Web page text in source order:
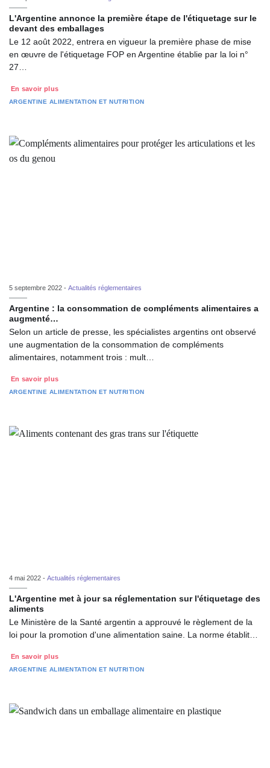
L'Argentine annonce la première étape de l'étiquetage sur le
devant des emballages
Le 12 août 2022, entrera en vigueur la première phase de mise
en œuvre de l'étiquetage FOP en Argentine établie par la loi n°
27…
En savoir plus
ARGENTINE ALIMENTATION ET NUTRITION
5 septembre 2022 - Actualités réglementaires
Argentine : la consommation de compléments alimentaires a
augmenté…
Selon un article de presse, les spécialistes argentins ont observé
une augmentation de la consommation de compléments
alimentaires, notamment trois : mult…
En savoir plus
ARGENTINE ALIMENTATION ET NUTRITION
4 mai 2022 - Actualités réglementaires
L'Argentine met à jour sa réglementation sur l'étiquetage des
aliments
Le Ministère de la Santé argentin a approuvé le règlement de la
loi pour la promotion d'une alimentation saine. La norme établit…
En savoir plus
ARGENTINE ALIMENTATION ET NUTRITION